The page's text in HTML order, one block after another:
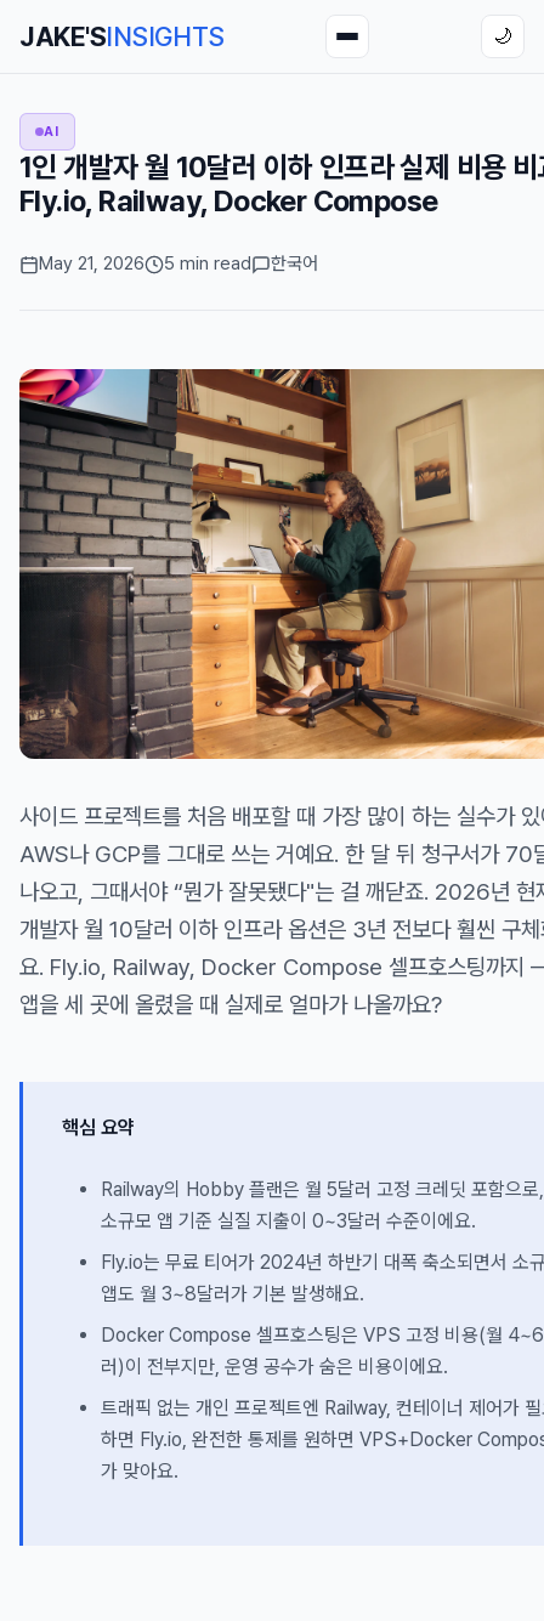
JAKE'SINSIGHTS 🌙
AI
1인 개발자 월 10달러 이하 인프라 실제 비용 비
Fly.io, Railway, Docker Compose
May 21, 2026 5 min read 한국어
사이드 프로젝트를 처음 배포할 때 가장 많이 하는 실수가
AWS나 GCP를 그대로 쓰는 거예요. 한 달 뒤 청구서가 70
나오고, 그때서야 “뭔가 잘못됐다"는 걸 깨닫죠. 2026년 현
개발자 월 10달러 이하 인프라 옵션은 3년 전보다 훨씬 구
요. Fly.io, Railway, Docker Compose 셀프호스팅까지
앱을 세 곳에 올렸을 때 실제로 얼마가 나올까요?
핵심 요약
Railway의 Hobby 플랜은 월 5달러 고정 크레딧 포함으로,
소규모 앱 기준 실질 지출이 0~3달러 수준이에요.
Fly.io는 무료 티어가 2024년 하반기 대폭 축소되면서 소
앱도 월 3~8달러가 기본 발생해요.
Docker Compose 셀프호스팅은 VPS 고정 비용(월
러)이 전부지만, 운영 공수가 숨은 비용이에요.
트래픽 없는 개인 프로젝트엔 Railway, 컨테이너 제어가
하면 Fly.io, 완전한 통제를 원하면 VPS+Docker
가 맞아요.